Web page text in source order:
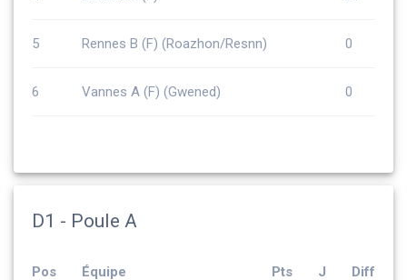
5 Rennes B (F) (Roazhon/Resnn) 0
6 Vannes A (F) (Gwened) 0
D1 - Poule A
Pos Équipe Pts J Diff